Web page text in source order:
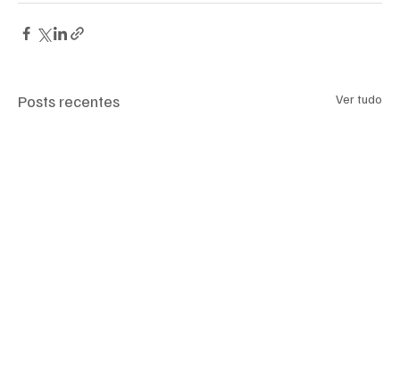
Posts recentes Ver tudo